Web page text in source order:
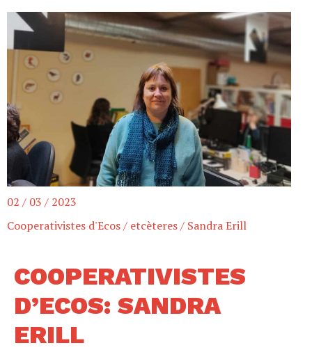
02 / 03 / 2023
Cooperativistes d'Ecos/ etcèteres/ Sandra Erill
COOPERATIVISTES
D’ECOS: SANDRA
ERILL